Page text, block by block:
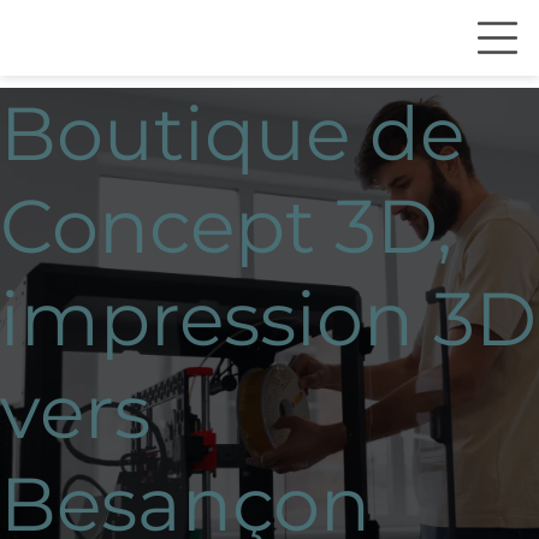
Boutique de
Concept 3D,
impression 3D
vers
Besançon